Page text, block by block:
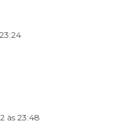
às 23:48